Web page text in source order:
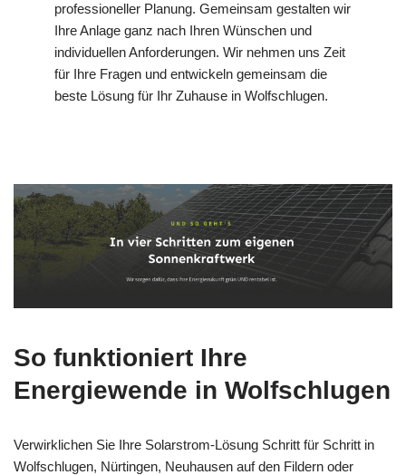
professioneller Planung. Gemeinsam gestalten wir
Ihre Anlage ganz nach Ihren Wünschen und
individuellen Anforderungen. Wir nehmen uns Zeit
für Ihre Fragen und entwickeln gemeinsam die
beste Lösung für Ihr Zuhause in Wolfschlugen.
So funktioniert Ihre
Energiewende in Wolfschlugen
Verwirklichen Sie Ihre Solarstrom-Lösung Schritt für Schritt in
Wolfschlugen, Nürtingen, Neuhausen auf den Fildern oder